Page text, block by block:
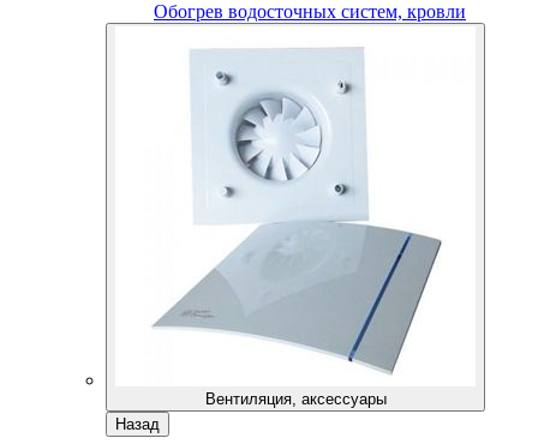
Обогрев водосточных систем, кровли
Вентиляция, аксессуары
Назад